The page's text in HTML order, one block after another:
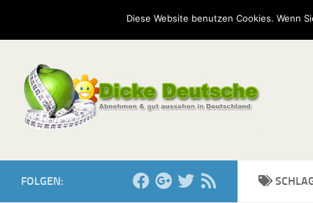
Kontakt Serien Umfragen
FOLGEN:
Diese Website benutzen Cookies. Wenn